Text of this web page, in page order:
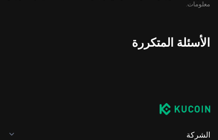
معلومات.
الأسئلة المتكررة
الشركة